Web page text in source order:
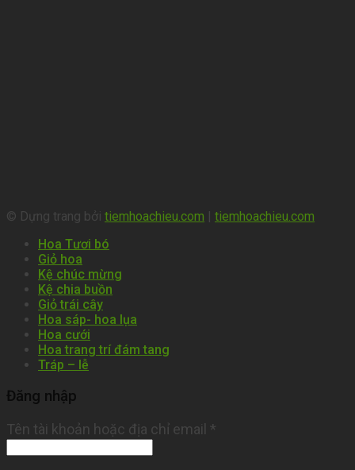
© Dựng trang bởi tiemhoachieu.com | tiemhoachieu.com
Hoa Tươi bó
Giỏ hoa
Kệ chúc mừng
Kệ chia buồn
Giỏ trái cây
Hoa sáp- hoa lụa
Hoa cưới
Hoa trang trí đám tang
Tráp – lễ
Đăng nhập
Tên tài khoản hoặc địa chỉ email *